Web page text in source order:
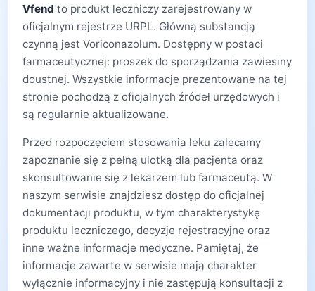
Vfend to produkt leczniczy zarejestrowany w
oficjalnym rejestrze URPL. Główną substancją
czynną jest Voriconazolum. Dostępny w postaci
farmaceutycznej: proszek do sporządzania zawiesiny
doustnej. Wszystkie informacje prezentowane na tej
stronie pochodzą z oficjalnych źródeł urzędowych i
są regularnie aktualizowane.
Przed rozpoczęciem stosowania leku zalecamy
zapoznanie się z pełną ulotką dla pacjenta oraz
skonsultowanie się z lekarzem lub farmaceutą. W
naszym serwisie znajdziesz dostęp do oficjalnej
dokumentacji produktu, w tym charakterystykę
produktu leczniczego, decyzje rejestracyjne oraz
inne ważne informacje medyczne. Pamiętaj, że
informacje zawarte w serwisie mają charakter
wyłącznie informacyjny i nie zastępują konsultacji z